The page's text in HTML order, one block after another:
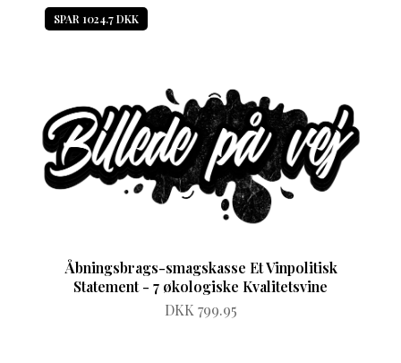
SPAR 1024.7 DKK
Åbningsbrags-smagskasse Et Vinpolitisk
Statement - 7 økologiske Kvalitetsvine
DKK 799.95